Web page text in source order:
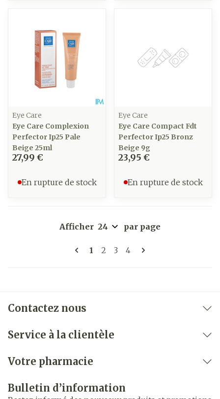
Eye Care
Eye Care Complexion
Perfector Ip25 Pale
Beige 25ml
27,99 €
En rupture de stock
Eye Care
Eye Care Compact Fdt
Perfector Ip25 Bronz
Beige 9g
23,95 €
En rupture de stock
Pages
Vous lisez actuellement la
1 Page
2 Page
3 Page
4
Afficher par page
Contactez nous
Service à la clientèle
Votre pharmacie
Bulletin d’information